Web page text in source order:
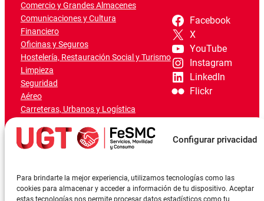
Configurar privacidad
Para brindarte la mejor experiencia, utilizamos tecnologías como las
cookies para almacenar y acceder a información de tu dispositivo. Aceptar
estas tecnologías nos permite procesar datos estadísticos como tu
Comercio y Grandes Almacenes
Comunicaciones y Cultura
Financiero
Oficinas y Seguros
Hostelería, Restauración Social y Turismo
Limpieza
Seguridad
Aéreo
Carreteras, Urbanos y Logística
Marítimo-Portuario
Facebook
X
YouTube
Instagram
LinkedIn
Flickr